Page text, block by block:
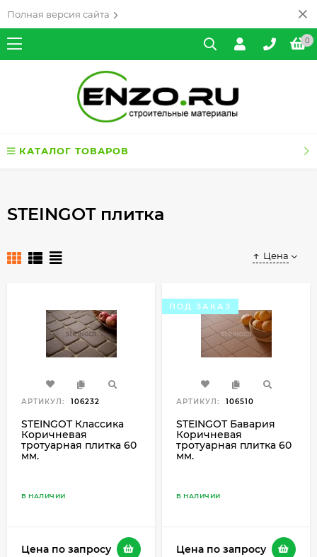
Полная версия сайта
0
КАТАЛОГ ТОВАРОВ
STEINGOT плитка
Цена
АРТИКУЛ: 106232
STEINGOT Классика
Коричневая
тротуарная плитка 60
мм.
В НАЛИЧИИ
Цена по запросу
ПОД ЗАКАЗ
АРТИКУЛ: 106510
STEINGOT Бавария
Коричневая
тротуарная плитка 60
мм.
В НАЛИЧИИ
Цена по запросу